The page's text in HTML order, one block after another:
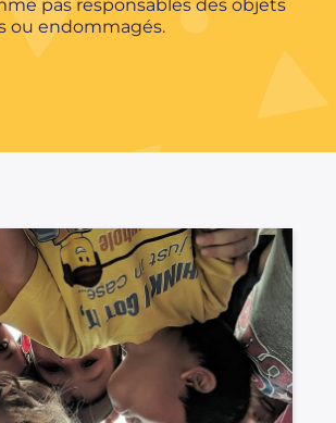
pas responsables des objets
ou endommagés.